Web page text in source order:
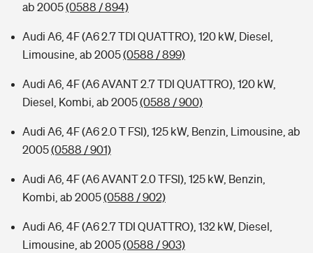
ab 2005(0588 / 894)
Audi A6, 4F (A6 2.7 TDI QUATTRO), 120 kW, Diesel,
Limousine, ab 2005(0588 / 899)
Audi A6, 4F (A6 AVANT 2.7 TDI QUATTRO), 120 kW,
Diesel, Kombi, ab 2005(0588 / 900)
Audi A6, 4F (A6 2.0 T FSI), 125 kW, Benzin, Limousine, ab
2005(0588 / 901)
Audi A6, 4F (A6 AVANT 2.0 TFSI), 125 kW, Benzin,
Kombi, ab 2005(0588 / 902)
Audi A6, 4F (A6 2.7 TDI QUATTRO), 132 kW, Diesel,
Limousine, ab 2005(0588 / 903)